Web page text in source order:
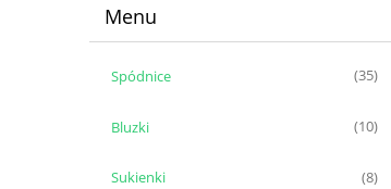
Menu
Spódnice (35)
Bluzki (10)
Sukienki (8)